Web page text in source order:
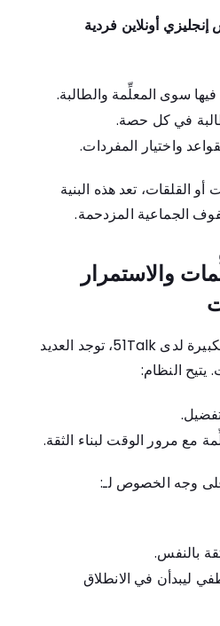
أونلاين فردية
سوى المعلِّمة والطالبة.
في كل حصة.
واختيار المفردات.
أو القلقات، تعد هذه البنية
الجماعية المزدحمة.
والاستمرار
ضمن قاعدة المعلمين الكبيرة لدى 51Talk، توجد العديد
النظام:
مع مرور الوقت لبناء الثقة.
وجه الخصوص لـ:
بالنفس.
ليبدأن في الانطلاق